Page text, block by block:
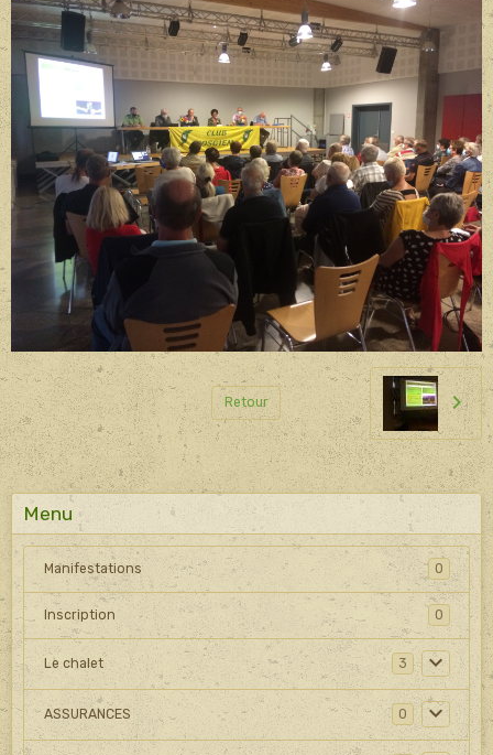
Retour
Menu
Manifestations 0
Inscription 0
Le chalet 3
ASSURANCES 0